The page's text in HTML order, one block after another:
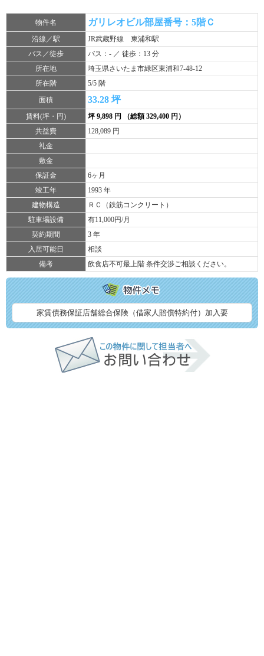
物件名 ガリレオビル部屋番号：5階Ｃ
沿線／駅
JR武蔵野線 東浦和駅
バス／徒歩
バス：- ／ 徒歩：13 分
所在地
埼玉県さいたま市緑区東浦和7-48-12
所在階
5/5 階
面積
33.28 坪
賃料(坪・円)
坪 9,898 円 （総額 329,400 円）
共益費
128,089 円
礼金
敷金
保証金
6ヶ月
竣工年
1993 年
建物構造
ＲＣ（鉄筋コンクリート）
駐車場設備
有11,000円/月
契約期間
3 年
入居可能日
相談
備考
飲食店不可最上階 条件交渉ご相談ください。
家賃債務保証店舗総合保険（借家人賠償特約付）加入要